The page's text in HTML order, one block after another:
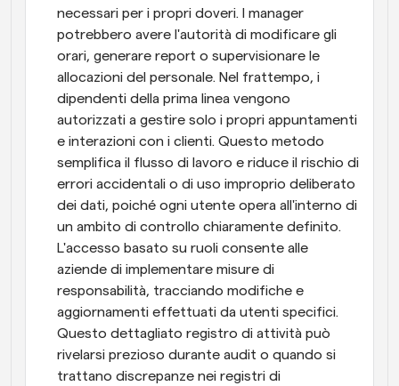
necessari per i propri doveri. I manager
potrebbero avere l'autorità di modificare gli
orari, generare report o supervisionare le
allocazioni del personale. Nel frattempo, i
dipendenti della prima linea vengono
autorizzati a gestire solo i propri appuntamenti
e interazioni con i clienti. Questo metodo
semplifica il flusso di lavoro e riduce il rischio di
errori accidentali o di uso improprio deliberato
dei dati, poiché ogni utente opera all'interno di
un ambito di controllo chiaramente definito.
L'accesso basato su ruoli consente alle
aziende di implementare misure di
responsabilità, tracciando modifiche e
aggiornamenti effettuati da utenti specifici.
Questo dettagliato registro di attività può
rivelarsi prezioso durante audit o quando si
trattano discrepanze nei registri di